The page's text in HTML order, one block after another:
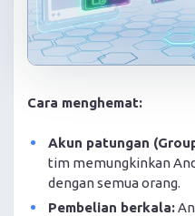
Cara menghemat:
Akun patungan
tim memungkinkan
dengan semua orang.
Pembelian berkala: